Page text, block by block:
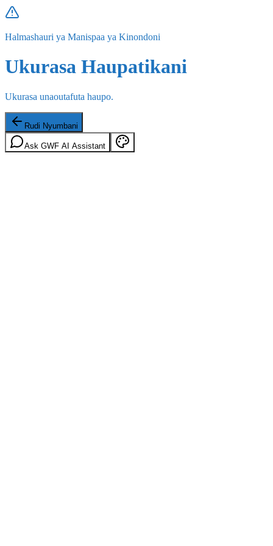
Halmashauri ya Manispaa ya Kinondoni
Ukurasa Haupatikani
Ukurasa unaoutafuta haupo.
Rudi Nyumbani
Ask GWF AI Assistant